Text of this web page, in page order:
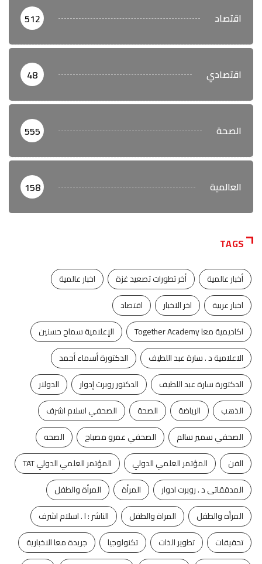
اقتصاد 512
اقتصادي 48
الصحة 555
العالمية 158
TAGS
أخبار عالمية أخر تطورات تصعيد غزة
اخبار عالمية
اخبار عربية
اخر الاخبار
اقتصاد
اكاديمية معا Together Academy
الإعلامية سماح حسنين
الاعلامية د . سارة عبد اللطيف
الدكتورة أسماء أحمد
الدكتورة سارة عبد اللطيف
الدكتور روبرت إدوار
الدولار
الذهب
الرياضة الصحة
الصحفي اسلام اشرف
الصحفي سمير سالم
الصحفي عمرو مصباح
الصحه
الفن
المؤتمر العلمي الدولي
المؤتمر العلمي الدولي TAT
المدققاتى د . روبرت ادوار
المرأة
المرأة والطفل
المرأه والطفل
المراة والطفل
الناشر : ا . اسلام اشرف
تحقيقات
تطوير الذات تكنولوجيا
جريدة معا الاخبارية